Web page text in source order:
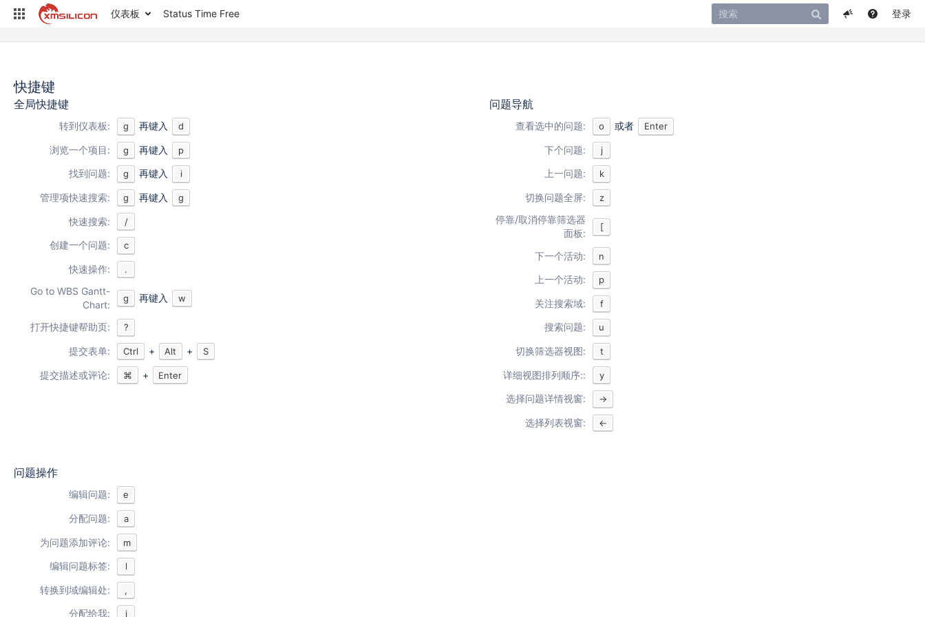
仪表板 Status Time Free 登录
快捷键
全局快捷键
转到仪表板: g 再键入 d
浏览一个项目: g 再键入 p
找到问题: g 再键入 i
管理项快速搜索: g 再键入 g
快速搜索: /
创建一个问题: c
快速操作: .
Go to WBS Gantt-
Chart:
g 再键入 w
打开快捷键帮助页: ?
提交表单: Ctrl + Alt + S
提交描述或评论: ⌘ + Enter
问题导航
查看选中的问题: o 或者 Enter
下个问题: j
上一问题: k
切换问题全屏: z
停靠/取消停靠筛选器
面板:
[
下一个活动: n
上一个活动: p
关注搜索域: f
搜索问题: u
切换筛选器视图: t
详细视图排列顺序:: y
选择问题详情视窗: →
选择列表视窗: ←
问题操作
编辑问题: e
分配问题: a
为问题添加评论: m
编辑问题标签: l
转换到域编辑处: ,
分配给我: i